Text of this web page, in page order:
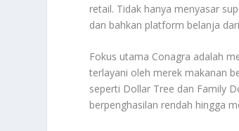
retail. Tidak hanya menyasar
dan bahkan platform belanja
Fokus utama Conagra adalah
terlayani oleh merek makanan
seperti Dollar Tree dan Family
berpenghasilan rendah hingga